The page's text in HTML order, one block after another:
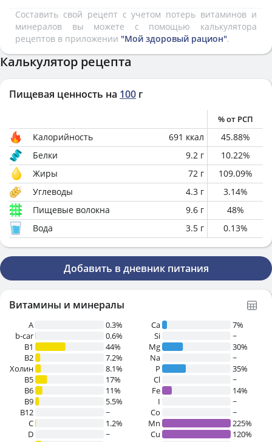
Составить свой рецепт с учетом потерь витаминов и
минералов вы можете с помощью калькулятора
рецептов в приложении "Мой здоровый рацион".
Калькулятор рецепта
Пищевая ценность на 100 г
% от РСП
Калорийность 691 ккал 45.88%
Белки
9.2 г 10.22%
Жиры
72 г 109.09%
Углеводы
4.3 г 3.14%
Пищевые волокна
9.6 г 48%
Вода
3.5 г 0.13%
Добавить в дневник питания
Витамины и минералы
A
0.3%
b-car
0.6%
В1
44%
B2
7.2%
Холин
8.1%
B5
17%
B6
11%
B9
5.5%
B12
~
C
1.2%
D
~
Ca
7%
Si
~
Mg
30%
Na
~
P
35%
Cl
~
Fe
14%
I
~
Co
~
Mn
225%
Cu
120%